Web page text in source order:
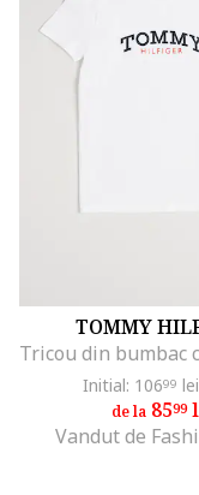
TOMMY
Initial: 10699 lei
de la8599
Vandut de